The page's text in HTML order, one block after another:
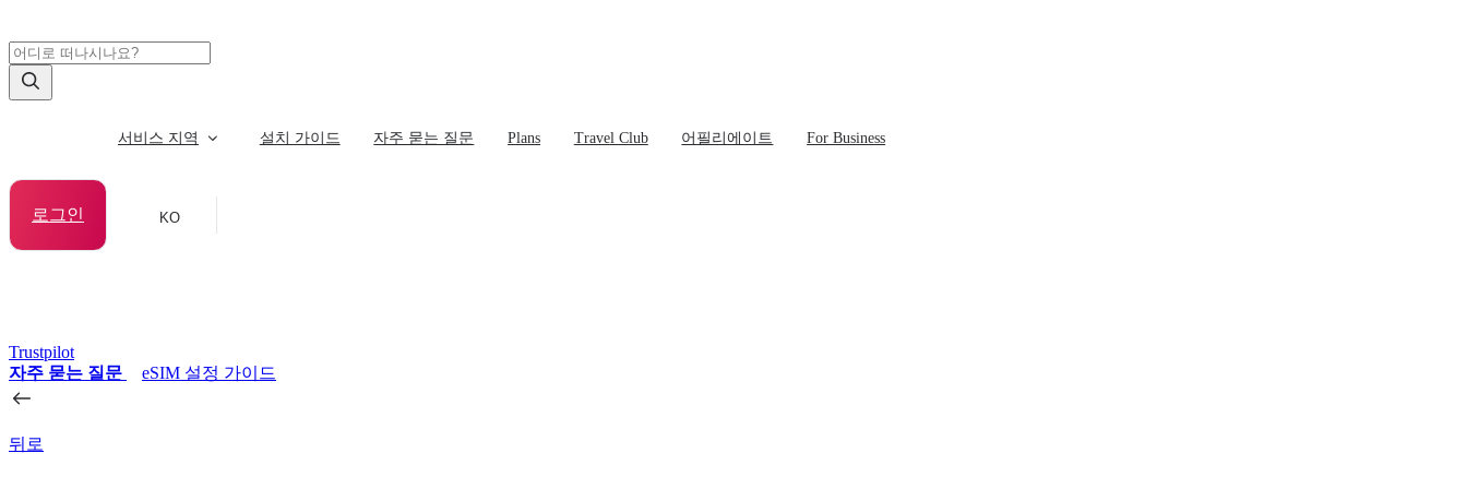
서비스 지역 설치 가이드 자주 묻는 질문 Plans Travel Club 어필리에이트 For Business
로그인 KO
Trustpilot
자주 묻는 질문
eSIM 설정 가이드
뒤로